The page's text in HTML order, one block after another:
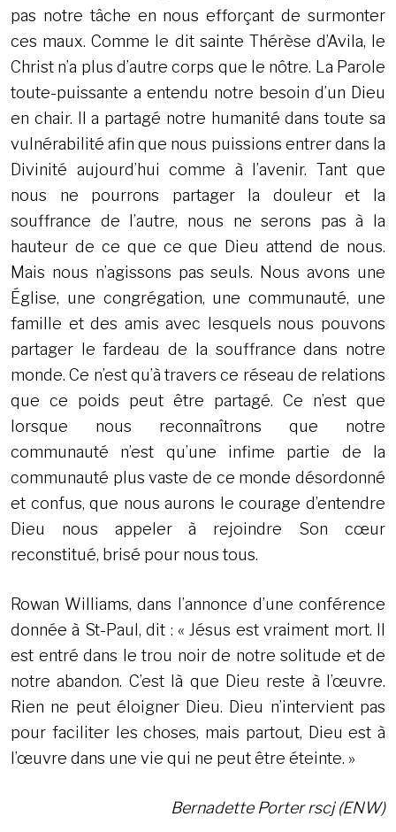
pas notre tâche en nous efforçant de surmonter
ces maux. Comme le dit sainte Thérèse d’Avila, le
Christ n’a plus d’autre corps que le nôtre. La Parole
toute-puissante a entendu notre besoin d’un Dieu
en chair. Il a partagé notre humanité dans toute sa
vulnérabilité afin que nous puissions entrer dans la
Divinité aujourd’hui comme à l’avenir. Tant que
nous ne pourrons partager la douleur et la
souffrance de l’autre, nous ne serons pas à la
hauteur de ce que ce que Dieu attend de nous.
Mais nous n’agissons pas seuls. Nous avons une
Église, une congrégation, une communauté, une
famille et des amis avec lesquels nous pouvons
partager le fardeau de la souffrance dans notre
monde. Ce n’est qu’à travers ce réseau de relations
que ce poids peut être partagé. Ce n’est que
lorsque nous reconnaîtrons que notre
communauté n’est qu’une infime partie de la
communauté plus vaste de ce monde désordonné
et confus, que nous aurons le courage d’entendre
Dieu nous appeler à rejoindre Son cœur
reconstitué, brisé pour nous tous.
Rowan Williams, dans l’annonce d’une conférence
donnée à St-Paul, dit : « Jésus est vraiment mort. Il
est entré dans le trou noir de notre solitude et de
notre abandon. C’est là que Dieu reste à l’œuvre.
Rien ne peut éloigner Dieu. Dieu n’intervient pas
pour faciliter les choses, mais partout, Dieu est à
l’œuvre dans une vie qui ne peut être éteinte. »
Bernadette Porter rscj (ENW)